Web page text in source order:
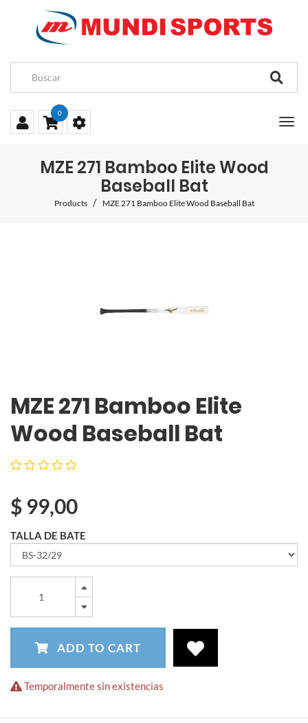
0
MZE 271 Bamboo Elite Wood
Baseball Bat
Products MZE 271 Bamboo Elite Wood Baseball Bat
MZE 271 Bamboo Elite
Wood Baseball Bat
$ 99,00
TALLA DE BATE
ADD TO CART
Temporalmente sin existencias